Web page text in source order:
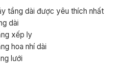
tầng dài được yêu thích nhất
dài
xếp ly
hoa nhí dài
lưới